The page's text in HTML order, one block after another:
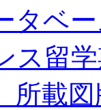
タベ
ス留
所載